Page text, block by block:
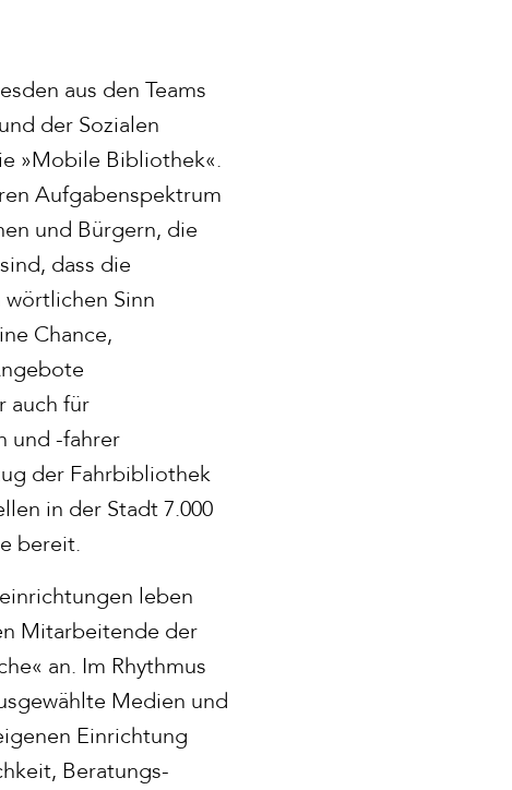
aus den Teams
der Sozialen
»Mobile Bibliothek«.
Aufgabenspektrum
und Bürgern, die
dass die
Sinn
Chance,
auch für
und -fahrer
der Fahrbibliothek
in der Stadt 7.000
bereit.
leben
Mitarbeitende der
an. Im Rhythmus
Medien und
Einrichtung
Beratungs­